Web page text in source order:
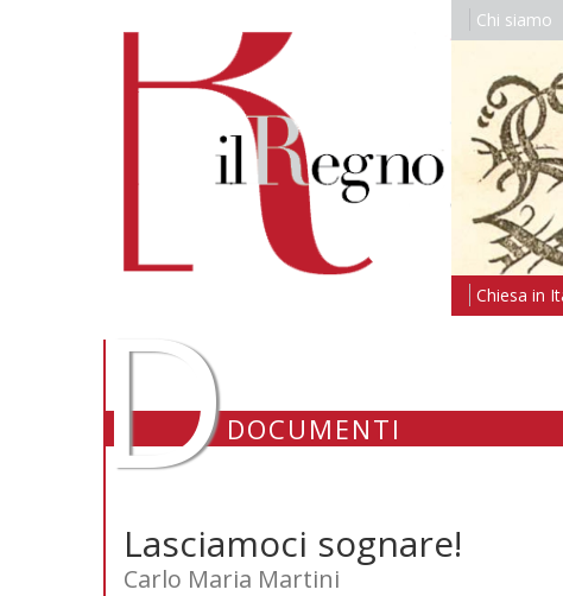
Chi siamo
Chiesa in
DDOCUMENTI
Lasciamoci sognare!
Carlo Maria Martini